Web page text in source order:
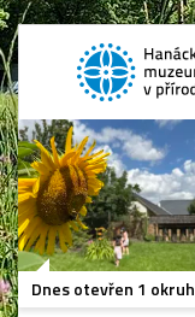
Dnes otevřen 1 okruh